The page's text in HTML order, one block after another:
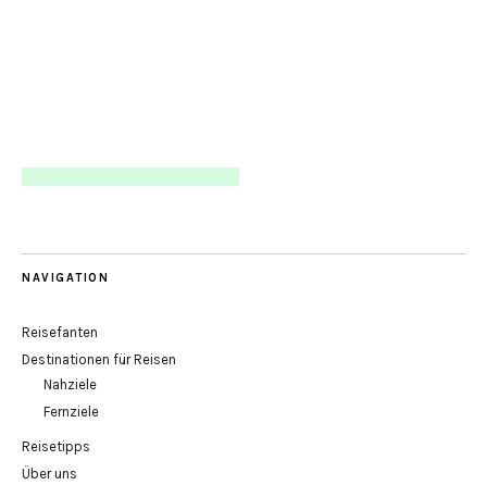
NAVIGATION
Reisefanten
Destinationen für Reisen
Nahziele
Fernziele
Reisetipps
Über uns